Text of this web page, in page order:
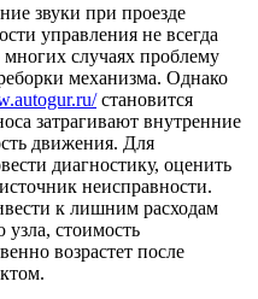
звуки при проезде
управления не всегда
случаях проблему
механизма. Однако
становится
затрагивают внутренние
движения. Для
диагностику, оценить
неисправности.
к лишним расходам
стоимость
возрастет после